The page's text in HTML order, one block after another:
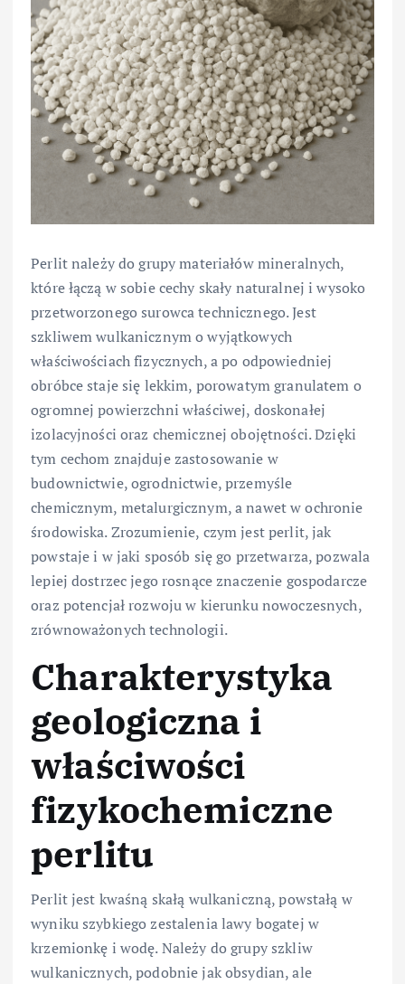
Perlit należy do grupy materiałów mineralnych,
które łączą w sobie cechy skały naturalnej i wysoko
przetworzonego surowca technicznego. Jest
szkliwem wulkanicznym o wyjątkowych
właściwościach fizycznych, a po odpowiedniej
obróbce staje się lekkim, porowatym granulatem o
ogromnej powierzchni właściwej, doskonałej
izolacyjności oraz chemicznej obojętności. Dzięki
tym cechom znajduje zastosowanie w
budownictwie, ogrodnictwie, przemyśle
chemicznym, metalurgicznym, a nawet w ochronie
środowiska. Zrozumienie, czym jest perlit, jak
powstaje i w jaki sposób się go przetwarza, pozwala
lepiej dostrzec jego rosnące znaczenie gospodarcze
oraz potencjał rozwoju w kierunku nowoczesnych,
zrównoważonych technologii.
Charakterystyka
geologiczna i
właściwości
fizykochemiczne
perlitu
Perlit jest kwaśną skałą wulkaniczną, powstałą w
wyniku szybkiego zestalenia lawy bogatej w
krzemionkę i wodę. Należy do grupy szkliw
wulkanicznych, podobnie jak obsydian, ale